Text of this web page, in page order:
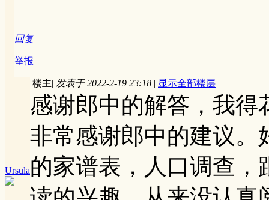
回复
举报
Ursula
楼主| 发表于 2022-2-19 23:18 | 显示全部楼层
感谢郎中的解答，我得
非常感谢郎中的建议。
的家谱表，人口调查